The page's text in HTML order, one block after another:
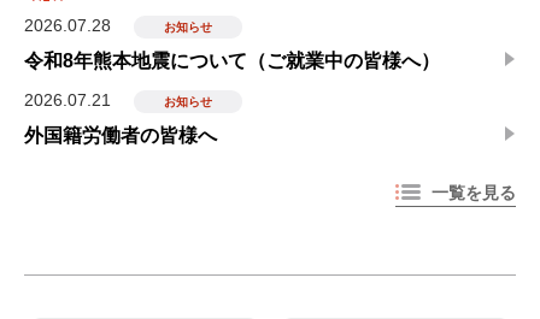
一覧を見る
2026.07.28 お知らせ
令和8年熊本地震について（ご就業中の皆様へ）
2026.07.21 お知らせ
外国籍労働者の皆様へ